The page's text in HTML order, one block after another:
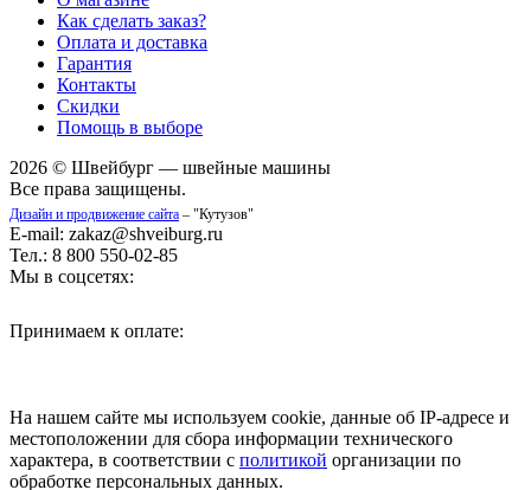
Как сделать заказ?
Оплата и доставка
Гарантия
Контакты
Скидки
Помощь в выборе
2026 © Швейбург — швейные машины
Все права защищены.
Дизайн и продвижение сайта – "Кутузов"
E-mail: zakaz@shveiburg.ru
Тел.: 8 800 550-02-85
Мы в соцсетях:
Принимаем к оплате:
На нашем сайте мы используем cookie, данные об IP-адресе и
местоположении для сбора информации технического
характера, в соответствии с политикой организации по
обработке персональных данных.